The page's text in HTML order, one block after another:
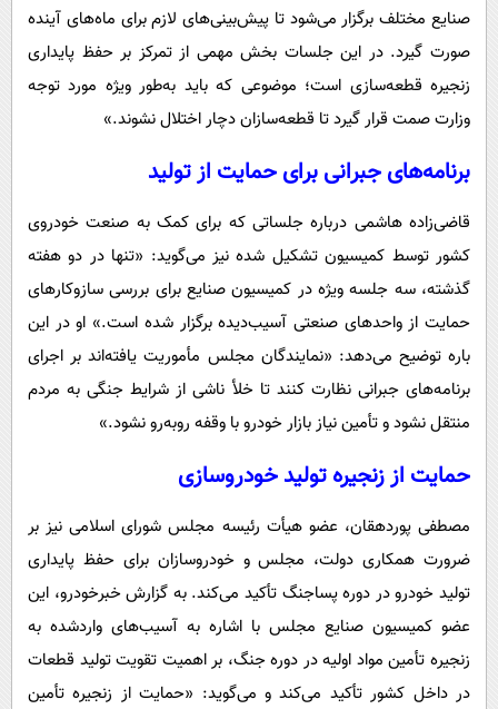
صنایع مختلف برگزار می‌شود تا پیش‌بینی‌های لازم برای ماه‌های آینده
صورت گیرد. در این جلسات بخش مهمی از تمرکز بر حفظ پایداری
زنجیره قطعه‌سازی است؛ موضوعی که باید به‌طور ویژه مورد توجه
وزارت صمت قرار گیرد تا قطعه‌سازان دچار اختلال نشوند.»
برنامه‌های جبرانی برای حمایت از تولید
قاضی‌زاده هاشمی درباره جلساتی که برای کمک به صنعت خودروی
کشور توسط کمیسیون تشکیل شده نیز می‌گوید: «تنها در دو هفته
گذشته، سه جلسه ویژه در کمیسیون صنایع برای بررسی سازوکارهای
حمایت از واحدهای صنعتی آسیب‌دیده برگزار شده است.» او در این
باره توضیح می‌دهد: «نمایندگان مجلس مأموریت یافته‌اند بر اجرای
برنامه‌های جبرانی نظارت کنند تا خلأ ناشی از شرایط جنگی به مردم
منتقل نشود و تأمین نیاز بازار خودرو با وقفه روبه‌رو نشود.»
حمایت از زنجیره تولید خودروسازی
مصطفی پوردهقان، عضو هیأت رئیسه مجلس شورای اسلامی نیز بر
ضرورت همکاری دولت، مجلس و خودروسازان برای حفظ پایداری
تولید خودرو در دوره پساجنگ تأکید می‌کند. به گزارش خبرخودرو، این
عضو کمیسیون صنایع مجلس با اشاره به آسیب‌های واردشده به
زنجیره تأمین مواد اولیه در دوره جنگ، بر اهمیت تقویت تولید قطعات
در داخل کشور تأکید می‌کند و می‌گوید: «حمایت از زنجیره تأمین